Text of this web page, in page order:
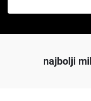
najbolji